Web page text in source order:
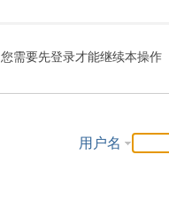
您需要先登录才能继续本操作
用户名